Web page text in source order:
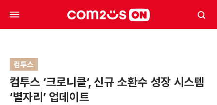
컴투스
컴투스 ‘크로니클’, 신규 소환수 성장 시스템
‘별자리’ 업데이트